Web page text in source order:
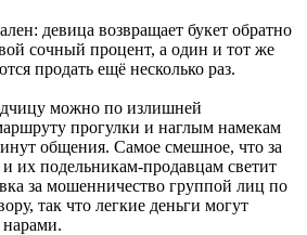
девица возвращает букет обратно
сочный процент, а один и тот же
продать ещё несколько раз.
можно по излишней
прогулки и наглым намекам
общения. Самое смешное, что за
их подельникам-продавцам светит
за мошенничество группой лиц по
так что легкие деньги могут
нарами.